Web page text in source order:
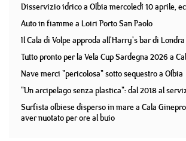
Disservizio idrico a Olbia mercoledì 10 aprile,
Auto in fiamme a Loiri Porto San Paolo
Il Cala di Volpe approda all'Harry's bar di Londra
Tutto pronto per la Vela Cup Sardegna 2026 a
Nave merci "pericolosa" sotto sequestro a Olbia
"Un arcipelago senza plastica": dal 2018 al
Surfista olbiese disperso in mare a Cala
aver nuotato per ore al buio